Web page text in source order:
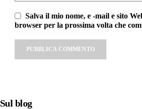
Salva il mio nome, e -mail e sito
browser per la prossima volta che
Sul blog